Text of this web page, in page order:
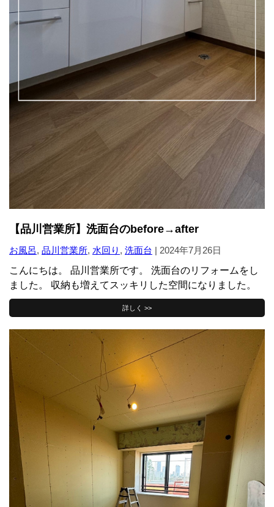
【品川営業所】洗面台のbefore→after
お風呂, 品川営業所, 水回り , 洗面台 | 2024年7月26日
こんにちは。 品川営業所です。 洗面台のリフォームをし
ました。 収納も増えてスッキリした空間になりました。
詳しく >>